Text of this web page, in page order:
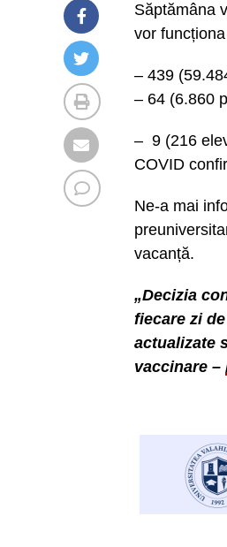
Săptămâna
vor
– 439
– 64 (6.860
– 9 (216
COVID
Ne-a mai
vacanță.
„Decizia
fiecare zi
actualizate
vaccinare –